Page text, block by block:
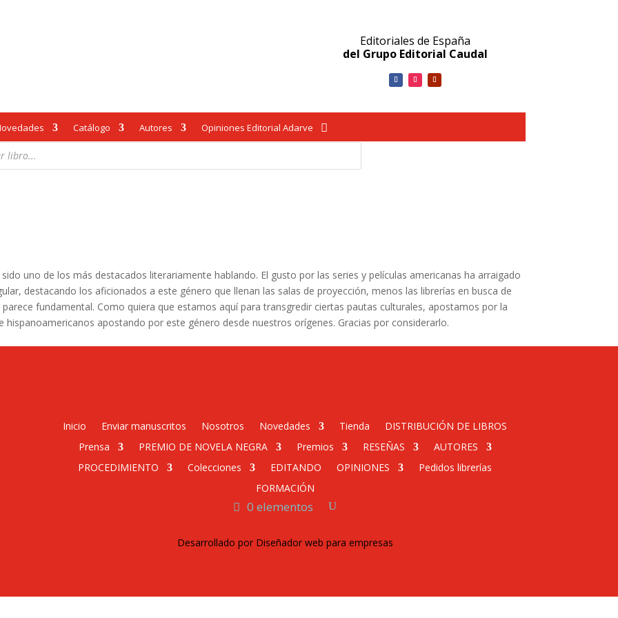
Editoriales de España
del Grupo Editorial Caudal
Catálogo Autores Opiniones Editorial Adarve
uno de los más destacados literariamente hablando. El gusto por las series y películas americanas ha arraigado
destacando los aficionados a este género que llenan las salas de proyección, menos las librerías en busca de
fundamental. Como quiera que estamos aquí para transgredir ciertas pautas culturales, apostamos por la
hispanoamericanos apostando por este género desde nuestros orígenes. Gracias por considerarlo.
Inicio Enviar manuscritos Nosotros Novedades Tienda
DISTRIBUCIÓN DE LIBROS
Prensa
PREMIO DE NOVELA NEGRA Premios RESEÑAS
AUTORES
PROCEDIMIENTO
Colecciones EDITANDO OPINIONES
Pedidos librerías
FORMACIÓN
0 elementos
Desarrollado por Diseñador web para empresas